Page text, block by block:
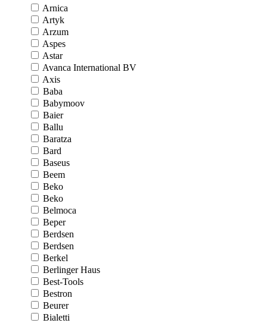
Arnica
Artyk
Arzum
Aspes
Astar
Avanca International BV
Axis
Baba
Babymoov
Baier
Ballu
Baratza
Bard
Baseus
Beem
Beko
Beko
Belmoca
Beper
Berdsen
Berdsen
Berkel
Berlinger Haus
Best-Tools
Bestron
Beurer
Bialetti